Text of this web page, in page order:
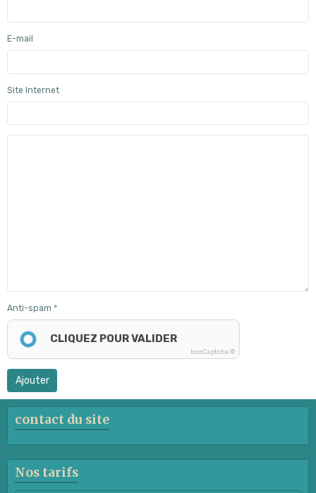
E-mail
Site Internet
Anti-spam
CLIQUEZ POUR VALIDER
IconCaptcha ©
Ajouter
contact du site
Nos tarifs